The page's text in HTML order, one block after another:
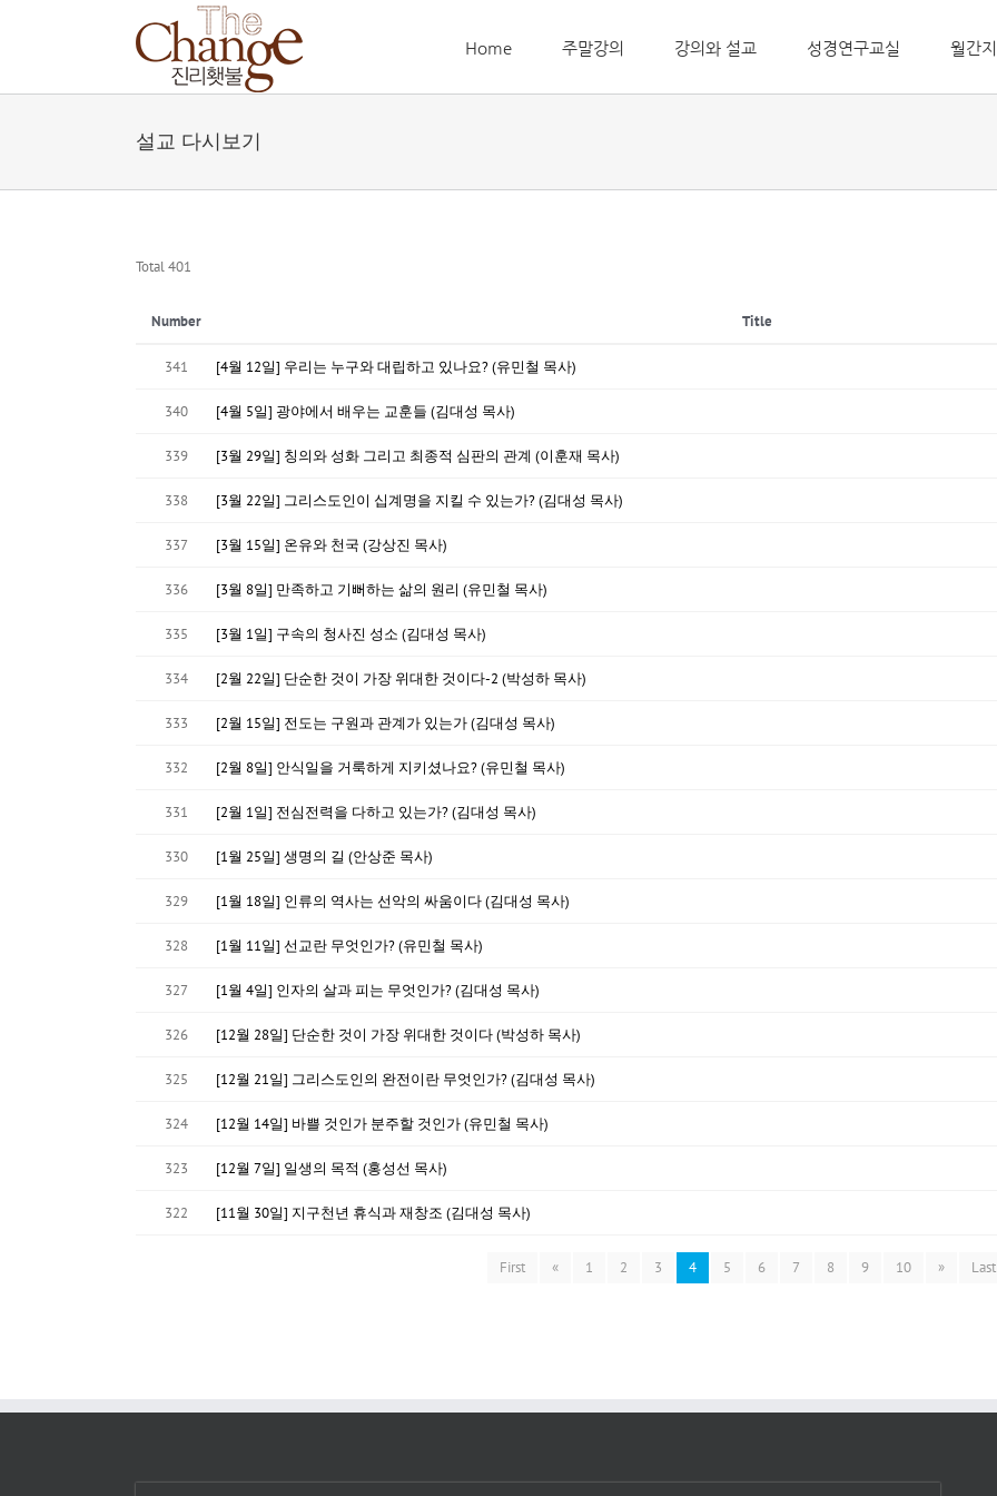
Home 주말강의 강의와 설교 성경연구교실 월간
설교 다시보기
Total 401
Number Title
341 [4월 12일] 우리는 누구와 대립하고 있나요? (유민철 목사)
340 [4월 5일] 광야에서 배우는 교훈들 (김대성 목사)
339 [3월 29일] 칭의와 성화 그리고 최종적 심판의 관계 (이훈재 목사)
338 [3월 22일] 그리스도인이 십계명을 지킬 수 있는가? (김대성 목사)
337 [3월 15일] 온유와 천국 (강상진 목사)
336 [3월 8일] 만족하고 기뻐하는 삶의 원리 (유민철 목사)
335 [3월 1일] 구속의 청사진 성소 (김대성 목사)
334 [2월 22일] 단순한 것이 가장 위대한 것이다-2 (박성하 목사)
333 [2월 15일] 전도는 구원과 관계가 있는가 (김대성 목사)
332 [2월 8일] 안식일을 거룩하게 지키셨나요? (유민철 목사)
331 [2월 1일] 전심전력을 다하고 있는가? (김대성 목사)
330 [1월 25일] 생명의 길 (안상준 목사)
329 [1월 18일] 인류의 역사는 선악의 싸움이다 (김대성 목사)
328 [1월 11일] 선교란 무엇인가? (유민철 목사)
327 [1월 4일] 인자의 살과 피는 무엇인가? (김대성 목사)
326 [12월 28일] 단순한 것이 가장 위대한 것이다 (박성하 목사)
325 [12월 21일] 그리스도인의 완전이란 무엇인가? (김대성 목사)
324 [12월 14일] 바쁠 것인가 분주할 것인가 (유민철 목사)
323 [12월 7일] 일생의 목적 (홍성선 목사)
322 [11월 30일] 지구천년 휴식과 재창조 (김대성 목사)
First « 1 2 3 4 5 6 7 8 9 10 » Last